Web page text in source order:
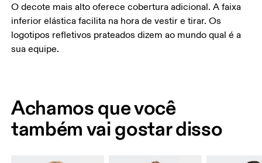
O decote mais alto oferece cobertura adicional. A faixa
inferior elástica facilita na hora de vestir e tirar. Os
logotipos refletivos prateados dizem ao mundo qual é a
sua equipe.
Achamos que você
também vai gostar disso